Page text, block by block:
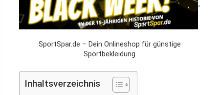
SportSpar.de – Dein Onlineshop für günstige
Sportbekleidung
Inhaltsverzeichnis